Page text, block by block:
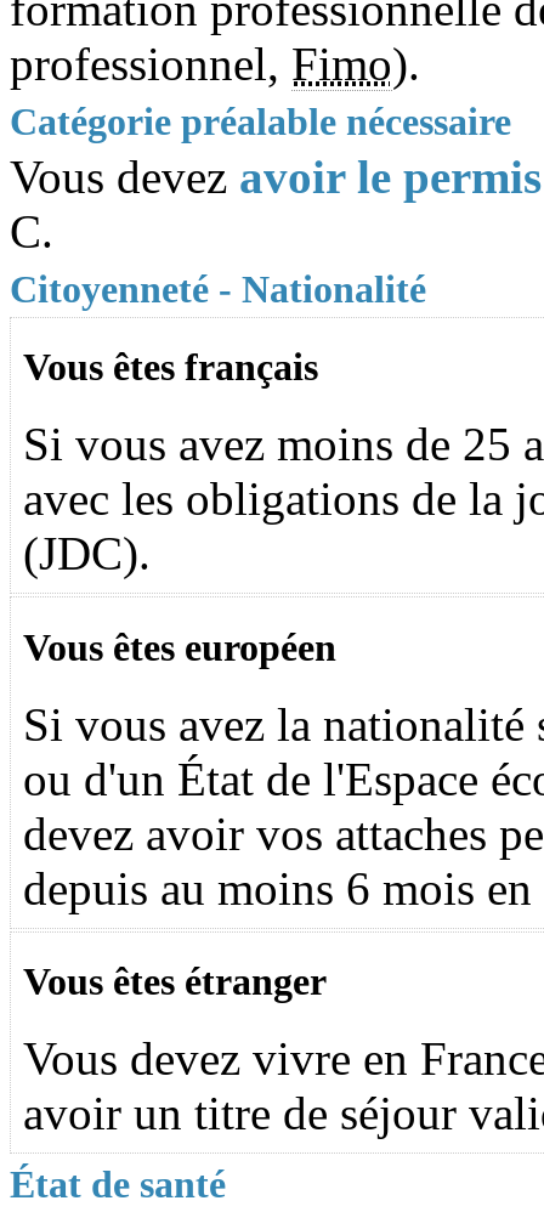
professionnel, Fimo).
Catégorie préalable nécessaire
Vous devez avoir le
C.
Citoyenneté - Nationalité
Vous êtes français
Si vous avez moins de 25
avec les obligations de la
(JDC).
Vous êtes européen
Si vous avez la nationalité
ou d'un État de l'Espace
devez avoir vos attaches
depuis au moins 6 mois en
Vous êtes étranger
Vous devez vivre en
avoir un titre de séjour
État de santé